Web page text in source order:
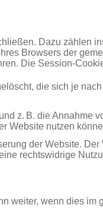
Dazu zählen
Browsers der
Die Session-
die sich je
z. B. die Annahme
Website nutzen
der Website.
rechtswidrige
weiter, wenn dies